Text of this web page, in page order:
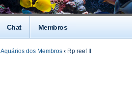
Chat Membros
Aquários dos Membros ‹ Rp reef II